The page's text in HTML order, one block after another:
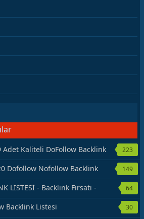
Adet Kaliteli DoFollow Backlink
223
Dofollow Nofollow Backlink
149
LİSTESİ - Backlink Fırsatı -
64
Backlink Listesi 30